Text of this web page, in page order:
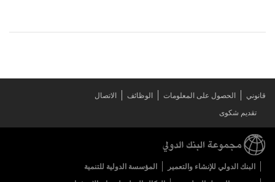
قانوني الحصول على المعلومات الوظائف
الاتصال
تقديم شكوى
البنك الدولي للإنشاء والتعمير
المؤسسة الدولية للتنمية